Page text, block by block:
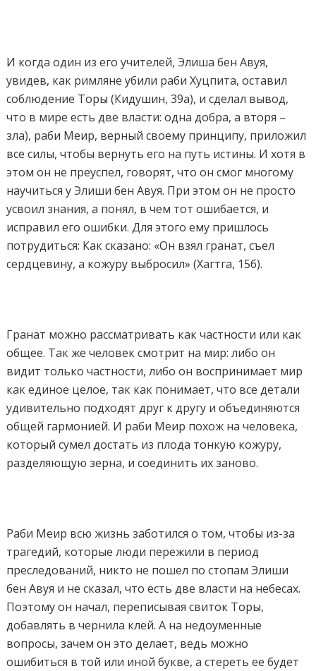
И когда один из его учителей, Элиша бен Авуя,
увидев, как римляне убили раби Хуцпита, оставил
соблюдение Торы (Кидушин, 39а), и сделал вывод,
что в мире есть две власти: одна добра, а вторя –
зла), раби Меир, верный своему принципу, приложил
все силы, чтобы вернуть его на путь истины. И хотя в
этом он не преуспел, говорят, что он смог многому
научиться у Элиши бен Авуя. При этом он не просто
усвоил знания, а понял, в чем тот ошибается, и
исправил его ошибки. Для этого ему пришлось
потрудиться: Как сказано: «Он взял гранат, съел
сердцевину, а кожуру выбросил» (Хагтга, 15б).
Гранат можно рассматривать как частности или как
общее. Так же человек смотрит на мир: либо он
видит только частности, либо он воспринимает мир
как единое целое, так как понимает, что все детали
удивительно подходят друг к другу и объединяются
общей гармонией. И раби Меир похож на человека,
который сумел достать из плода тонкую кожуру,
разделяющую зерна, и соединить их заново.
Раби Меир всю жизнь заботился о том, чтобы из-за
трагедий, которые люди пережили в период
преследований, никто не пошел по стопам Элиши
бен Авуя и не сказал, что есть две власти на небесах.
Поэтому он начал, переписывая свиток Торы,
добавлять в чернила клей. А на недоуменные
вопросы, зачем он это делает, ведь можно
ошибиться в той или иной букве, а стереть ее будет